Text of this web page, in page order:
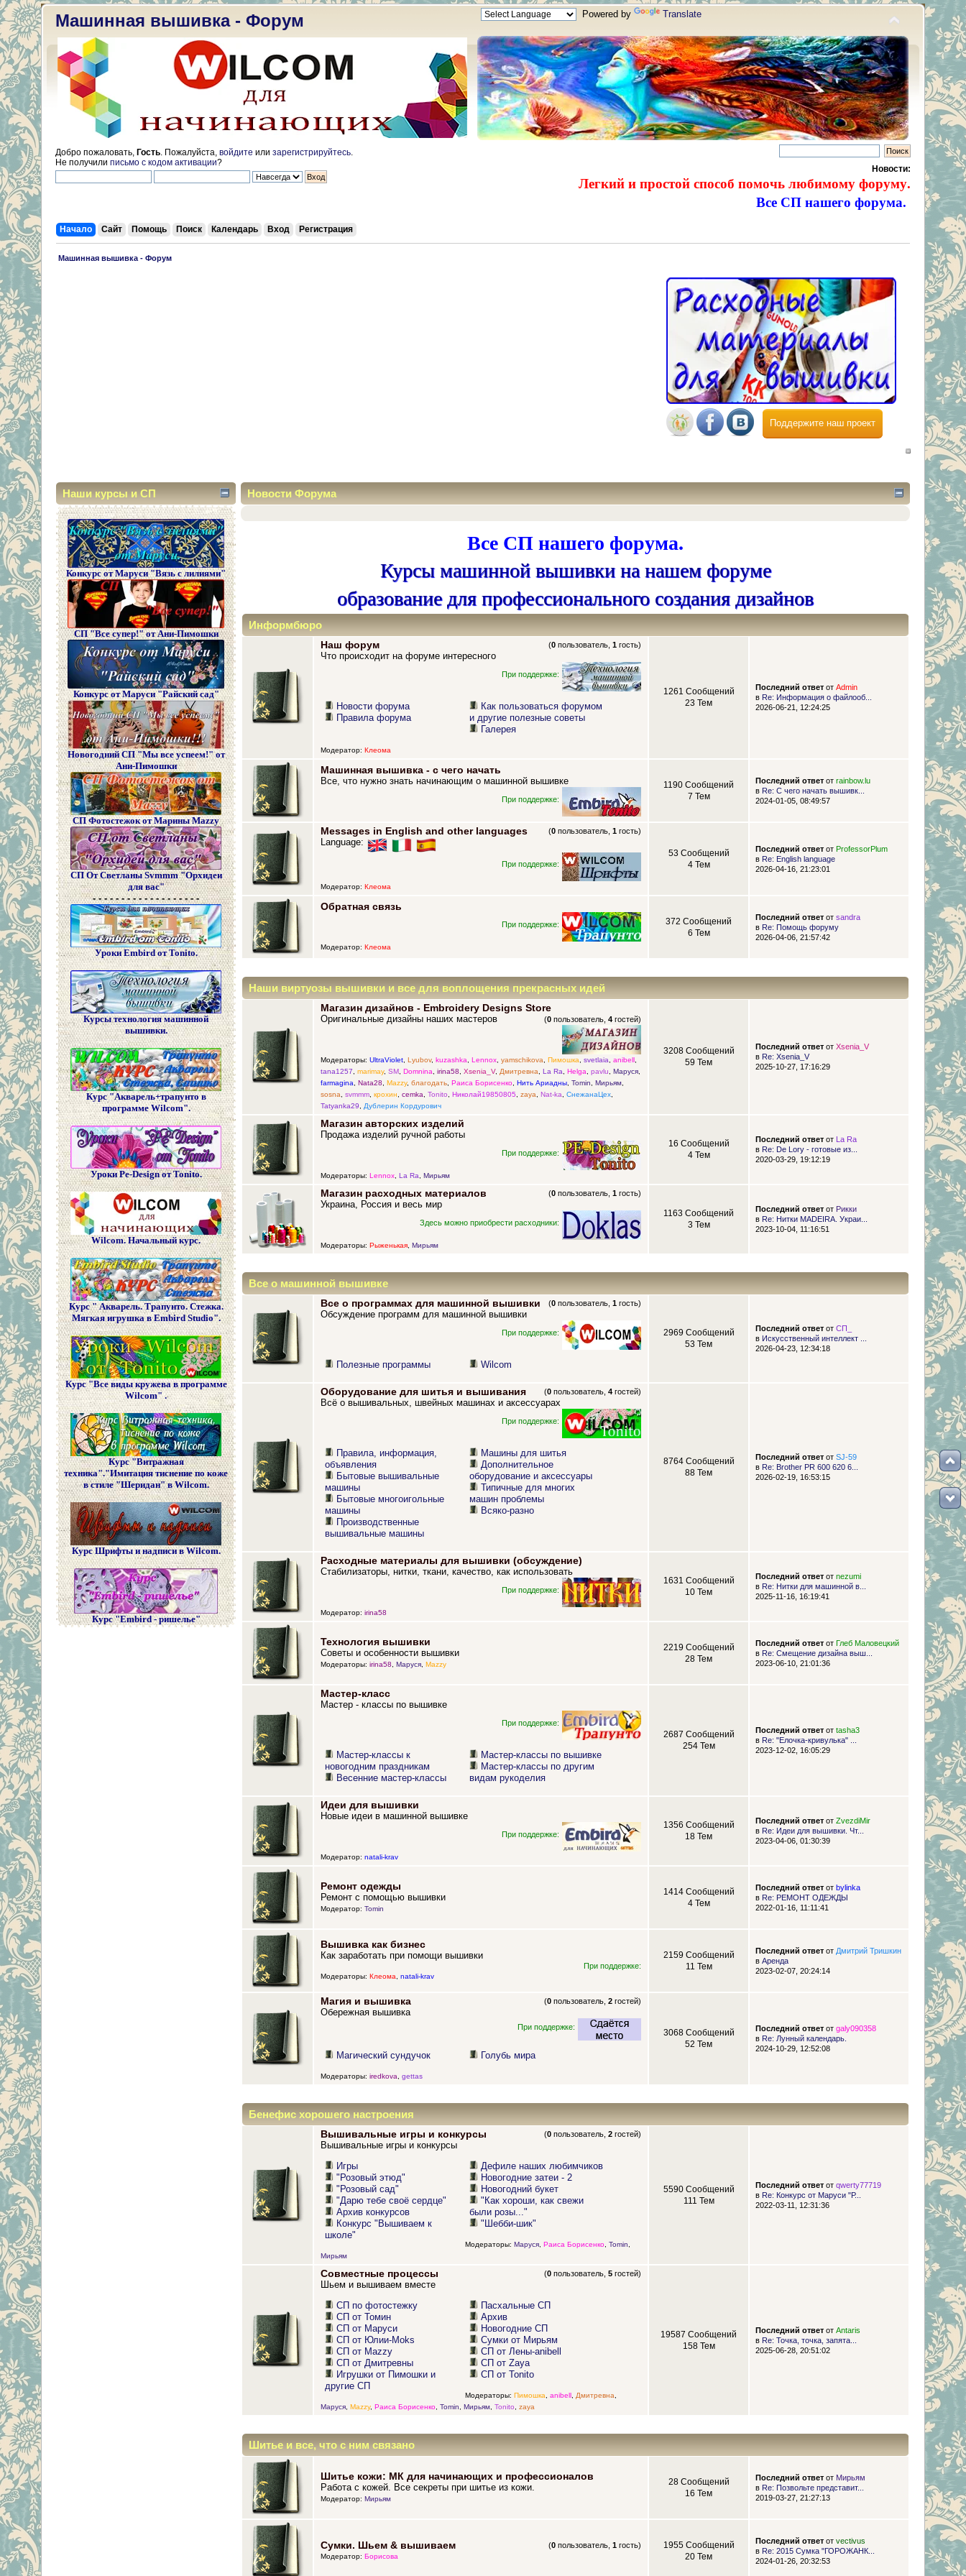
Машинная вышивка - Форум Powered by Translate
Добро пожаловать, Гость . Пожалуйста, войдите или зарегистрируйтесь
Не получили письмо с кодом активации?
Новости:
Легкий и простой способ помочь любимому форуму.
Все СП нашего форума.
Начало Сайт Помощь Поиск Календарь Вход Регистрация
Машинная вышивка - Форум
Поддержите наш проект
Наши курсы и СП
Конкурс от Маруси "Вязь с лилиями"
СП "Все супер!" от Ани-Пимошки
Конкурс от Маруси "Райский сад"
Новогодний СП "Мы все успеем!" от
Ани-Пимошки
СП Фотостежок от Марины Mazzy
СП От Светланы Svmmm "Орхидеи
для вас"
- - - - - - - - - - - - - - - - - - -
Уроки Embird от Tonito.
Курсы технология машинной
вышивки.
Курс "Акварель+трапунто в
программе Wilcom".
Уроки Pe-Design от Tonito.
Wilcom. Начальный курс.
Курс " Акварель. Трапунто. Стежка.
Мягкая игрушка в Embird Studio".
Курс "Все виды кружева в программе
Wilcom" .
Курс "Витражная
техника"."Имитация тиснение по коже
в стиле "Шеридан" в Wilcom.
Курс Шрифты и надписи в Wilcom.
Курс "Embird - ришелье"
Новости Форума
Все СП нашего форума.
Курсы машинной вышивки на нашем форуме
образование для профессионального создания дизайнов
Информбюро
Наш форум (0 пользователь,1 гость)
Что происходит на форуме интересного
При поддержке:
Новости форума
Правила форума
Как пользоваться форумом
и другие полезные советы
Галерея
Модератор: Клеома
1261 Сообщений
23 Тем
Последний ответот Admin
в Re: Информация о файлооб...
2026-06-21, 12:24:25
Машинная вышивка - с чего начать
Все, что нужно знать начинающим о машинной вышивке
При поддержке:
1190 Сообщений
7 Тем
Последний ответот rainbow.lu
в Re: С чего начать вышивк...
2024-01-05, 08:49:57
Messages in English and other languages (0 пользователь,1 гость)
Language:
При поддержке:
Модератор: Клеома
53 Сообщений
4 Тем
Последний ответот ProfessorPlum
в Re: English language
2026-04-16, 21:23:01
Обратная связь
При поддержке:
Модератор: Клеома
372 Сообщений
6 Тем
Последний ответот sandra
в Re: Помощь форуму
2026-04-06, 21:57:42
Наши виртуозы вышивки и все для воплощения прекрасных идей
Магазин дизайнов - Embroidery Designs Store
(0 пользователь,4 гостей)
Оригинальные дизайны наших мастеров
Модераторы: UltraViolet, Lyubov, kuzashka, Lennox, yamschikova, Пимошка, svetlaia, anibell,
tana1257, marimay, SM, Domnina, irina58, Xsenia_V, Дмитревна, La Ra, Helga, pavlu, Маруся,
farmagina, Nata28, Mazzy, благодать, Раиса Борисенко, Нить Ариадны, Tomin, Мирьям,
sosna, svmmm, крохин, cemka, Tonito, Николай19850805, zaya, Nat-ka, СнежанаЦех,
Tatyanka29, Дублерин Кордурович
3208 Сообщений
59 Тем
Последний ответот Xsenia_V
в Re: Xsenia_V
2025-10-27, 17:16:29
Магазин авторских изделий
Продажа изделий ручной работы
При поддержке:
Модераторы: Lennox, La Ra, Мирьям
16 Сообщений
4 Тем
Последний ответот
La Ra
в Re: De Lory - готовые из...
2020-03-29, 19:12:19
Магазин расходных материалов (0 пользователь,1 гость)
Украина, Россия и весь мир
Здесь можно приобрести расходники:
Модераторы: Рыженькая, Мирьям
1163 Сообщений
3 Тем
Последний ответот Рикки
в Re: Нитки MADEIRA. Украи...
2023-10-04, 11:16:51
Все о машинной вышивке
Все о программах для машинной вышивки (0 пользователь,1 гость)
Обсуждение программ для машинной вышивки
При поддержке:
Полезные программы Wilcom
2969 Сообщений
53 Тем
Последний ответот СП_
в Искусственный интеллект ...
2026-04-23, 12:34:18
Оборудование для шитья и вышивания (0 пользователь,4 гостей)
Всё о вышивальных, швейных машинах и аксессуарах
При поддержке:
Правила, информация,
объявления
Бытовые вышивальные
машины
Бытовые многоигольные
машины
Производственные
вышивальные машины
Машины для шитья
Дополнительное
оборудование и аксессуары
Типичные для многих
машин проблемы
Всяко-разно
8764 Сообщений
88 Тем
Последний ответот SJ-59
в Re: Brother PR 600 620 6...
2026-02-19, 16:53:15
Расходные материалы для вышивки (обсуждение)
Стабилизаторы, нитки, ткани, качество, как использовать
При поддержке:
Модератор: irina58
1631 Сообщений
10 Тем
Последний ответот nezumi
в Re: Нитки для машинной в...
2025-11-16, 16:19:41
Технология вышивки
Советы и особенности вышивки
Модераторы: irina58, Маруся, Mazzy
2219 Сообщений
28 Тем
Последний ответот Глеб Маловецкий
в Re: Смещение дизайна выш...
2023-06-10, 21:01:36
Мастер-класс
Мастер - классы по вышивке
При поддержке:
Мастер-классы к
новогодним праздникам
Весенние мастер-классы
Мастер-классы по вышивке
Мастер-классы по другим
видам рукоделия
2687 Сообщений
254 Тем
Последний ответот tasha3
в Re: "Елочка-кривулька" ...
2023-12-02, 16:05:29
Идеи для вышивки
Новые идеи в машинной вышивке
При поддержке:
Модератор: natali-krav
1356 Сообщений
18 Тем
Последний ответот ZvezdiMir
в Re: Идеи для вышивки. Чт...
2023-04-06, 01:30:39
Ремонт одежды
Ремонт с помощью вышивки
Модератор: Tomin
1414 Сообщений
4 Тем
Последний ответот bylinka
в Re: РЕМОНТ ОДЕЖДЫ
2022-01-16, 11:11:41
Вышивка как бизнес
Как заработать при помощи вышивки
При поддержке:
Модераторы: Клеома, natali-krav
2159 Сообщений
11 Тем
Последний ответот Дмитрий Тришкин
в Аренда
2023-02-07, 20:24:14
Магия и вышивка (0 пользователь,2 гостей)
Обережная вышивка
При поддержке:
Магический сундучок Голубь мира
Модераторы: iredkova gettas
3068 Сообщений
52 Тем
Последний ответот galy090358
в Re: Лунный календарь.
2024-10-29, 12:52:08
Бенефис хорошего настроения
Вышивальные игры и конкурсы (0 пользователь,2 гостей)
Вышивальные игры и конкурсы
Игры
"Розовый этюд"
"Розовый сад"
"Дарю тебе своё сердце"
Архив конкурсов
Конкурс "Вышиваем к
школе"
Дефиле наших любимчиков
Новогодние затеи - 2
Новогодний букет
"Как хороши, как свежи
были розы..."
"Шебби-шик"
Модераторы: Маруся, Раиса Борисенко, Tomin
Мирьям
5590 Сообщений
111 Тем
Последний ответот qwerty77719
в Re: Конкурс от Маруси "Р...
2022-03-11, 12:31:36
Совместные процессы (0 пользователь,5 гостей)
Шьем и вышиваем вместе
СП по фотостежку
СП от Томин
СП от Маруси
СП от Юлии-Moks
СП от Mazzy
СП от Дмитревны
Игрушки от Пимошки и
другие СП
Пасхальные СП
Архив
Новогодние СП
Сумки от Мирьям
СП от Лены-anibell
СП от Zaya
СП от Tonito
Модераторы: Пимошка anibell, Дмитревна
Маруся, Mazzy, Раиса Борисенко, Tomin Мирьям, Tonito zaya
19587 Сообщений
158 Тем
Последний ответот Antaris
в Re: Точка, точка, запята...
2025-06-28, 20:51:02
Шитье и все, что с ним связано
Шитье кожи: МК для начинающих и профессионалов
Работа с кожей. Все секреты при шитье из кожи.
Модератор: Мирьям
28 Сообщений
16 Тем
Последний ответот Мирьям
в Re: Позвольте представит...
2019-03-27, 21:27:13
Сумки. Шьем & вышиваем (0 пользователь,1 гость)
Модератор: Борисова
1955 Сообщений
20 Тем
Последний ответот vectivus
в Re: 2015 Сумка "ГОРОЖАНК...
2024-01-26, 20:32:53